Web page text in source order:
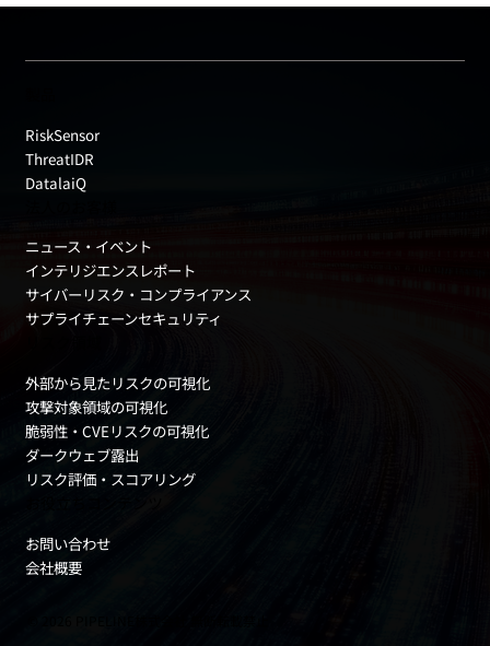
RiskSensor
ThreatIDR
DatalaiQ
外部から見たリスクの可視化
攻撃対象領域の可視化
脆弱性・CVEリスクの可視化
ダークウェブ露出
リスク評価・スコアリング
ニュース・イベント
インテリジエンスレポート
サイバーリスク・コンプライアンス
サプライチェーンセキュリティ
お問い合わせ
会社概要